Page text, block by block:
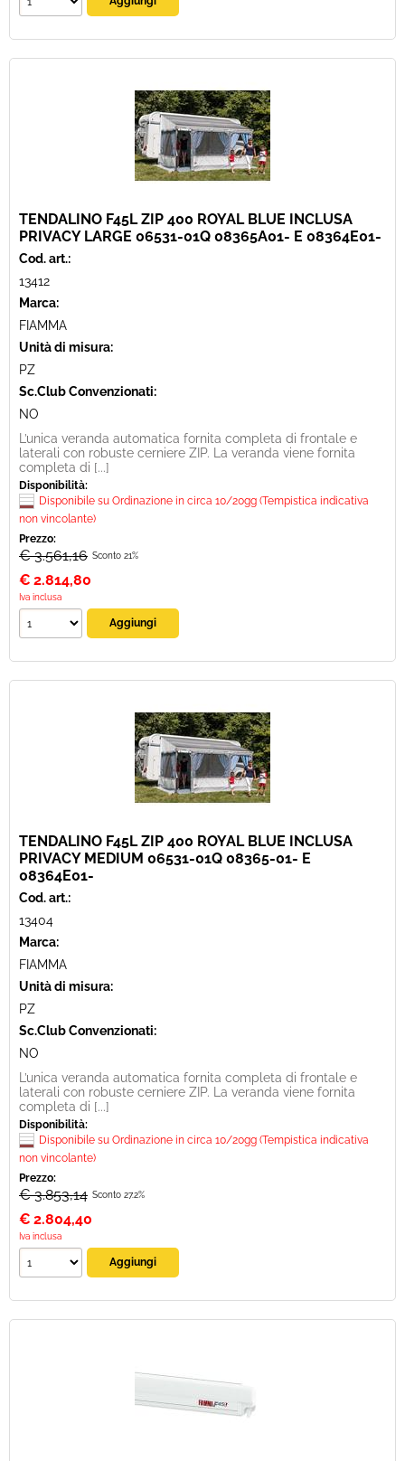
TENDALINO F45L ZIP 400 ROYAL BLUE INCLUSA
PRIVACY LARGE 06531-01Q 08365A01- E 08364E01-
Cod. art.:
13412
Marca:
FIAMMA
Unità di misura:
PZ
Sc.Club Convenzionati:
NO
L’unica veranda automatica fornita completa di frontale e
laterali con robuste cerniere ZIP. La veranda viene fornita
completa di [...]
Disponibilità:
Disponibile su Ordinazione in circa 10/20gg (Tempistica indicativa
non vincolante)
Prezzo:
€ 3.561,16 Sconto 21%
€ 2.814,80
Iva inclusa
TENDALINO F45L ZIP 400 ROYAL BLUE INCLUSA
PRIVACY MEDIUM 06531-01Q 08365-01- E
08364E01-
Cod. art.:
13404
Marca:
FIAMMA
Unità di misura:
PZ
Sc.Club Convenzionati:
NO
L’unica veranda automatica fornita completa di frontale e
laterali con robuste cerniere ZIP. La veranda viene fornita
completa di [...]
Disponibilità:
Disponibile su Ordinazione in circa 10/20gg (Tempistica indicativa
non vincolante)
Prezzo:
€ 3.853,14 Sconto 27.2%
€ 2.804,40
Iva inclusa